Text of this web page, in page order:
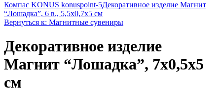
Компас KONUS konuspoint-5Декоративное изделие Магнит
“Лошадка”, 6 в., 5,5х0,7х5 см
Вернуться к: Магнитные сувениры
Декоративное изделие
Магнит “Лошадка”, 7х0,5х5
см